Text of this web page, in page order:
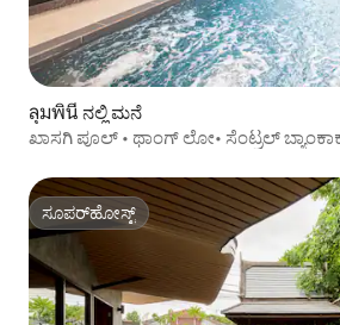
ลุมพินี ನಲ್ಲಿ ಮನೆ
ಖಾಸಗಿ ಪೂಲ್ • ಥಾಂಗ್ ಲೋ• ಸೆಂಟ್ರಲ್
ಸೂಪರ್‌ಹೋಸ್ಟ್
ಸೂಪರ್‌ಹೋಸ್ಟ್